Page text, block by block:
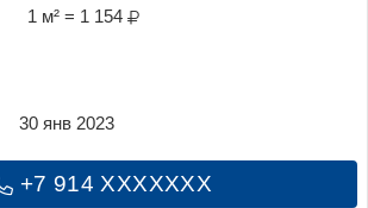
1 м² = 1 154
+7 914 XXXXXXX
30 янв 2023